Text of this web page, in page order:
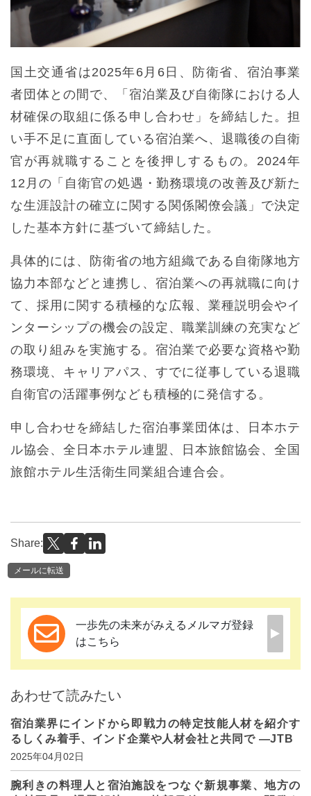
国土交通省は2025年6月6日、防衛省、宿泊事業
者団体との間で、「宿泊業及び自衛隊における人
材確保の取組に係る申し合わせ」を締結した。担
い手不足に直面している宿泊業へ、退職後の自衛
官が再就職することを後押しするもの。2024年
12月の「自衛官の処遇・勤務環境の改善及び新た
な生涯設計の確立に関する関係閣僚会議」で決定
した基本方針に基づいて締結した。
具体的には、防衛省の地方組織である自衛隊地方
協力本部などと連携し、宿泊業への再就職に向け
て、採用に関する積極的な広報、業種説明会やイ
ンターシップの機会の設定、職業訓練の充実など
の取り組みを実施する。宿泊業で必要な資格や勤
務環境、キャリアパス、すでに従事している退職
自衛官の活躍事例なども積極的に発信する。
申し合わせを締結した宿泊事業団体は、日本ホテ
ル協会、全日本ホテル連盟、日本旅館協会、全国
旅館ホテル生活衛生同業組合連合会。
Share:
メールに転送
一歩先の未来がみえるメルマガ登録
はこちら
あわせて読みたい
宿泊業界にインドから即戦力の特定技能人材を紹介す
るしくみ着手、インド企業や人材会社と共同で ―JTB
2025年04月02日
腕利きの料理人と宿泊施設をつなぐ新規事業、地方の